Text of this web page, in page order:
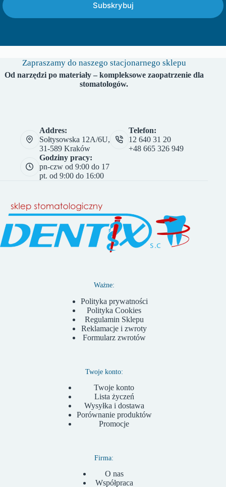
Subskrybuj
Zapraszamy do naszego stacjonarnego sklepu
Od narzędzi po materiały – kompleksowe zaopatrzenie dla
stomatologów.
Addres:
Sołtysowska 12A/6U,
31-589 Kraków
Telefon:
12 640 31 20
+48 665 326 949
Godziny pracy:
pn-czw od 9:00 do 17
pt. od 9:00 do 16:00
Ważne:
Polityka prywatności
Polityka Cookies
Regulamin Sklepu
Reklamacje i zwroty
Formularz zwrotów
Twoje konto:
Twoje konto
Lista życzeń
Wysyłka i dostawa
Porównanie produktów
Promocje
Firma:
O nas
Współpraca